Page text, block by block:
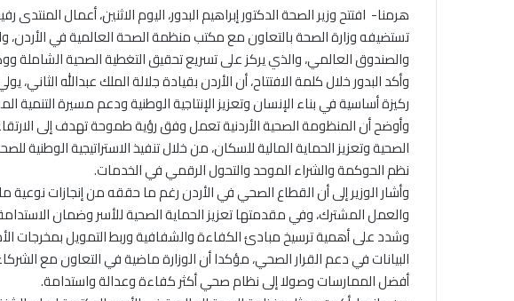
هرمنا- افتتح وزير الصحة الدكتور إبراهيم البدور، اليوم الاثنين، أعمال
تستضيفه وزارة الصحة بالتعاون مع مكتب منظمة الصحة العالمية في الأردن،
والصندوق العالمي، والذي يركز على تسريع تحقيق التغطية الصحية الشاملة
وأكد البدور خلال كلمة الافتتاح، أن الأردن بقيادة جلالة الملك عبدالله
ركيزة أساسية في بناء الإنسان وتعزيز الإنتاجية الوطنية ودعم مسيرة التنمية
وأوضح أن المنظومة الصحية الأردنية تعمل وفق رؤية طموحة تهدف إلى
الصحية وتعزيز الحماية المالية للسكان، من خلال تنفيذ الاستراتيجية الوطنية
نظم الحوكمة والشراء الموحد والتحول الرقمي في الخدمات.
وأشار الوزير إلى أن القطاع الصحي في الأردن رغم ما حققه من إنجازات نوعية
والعمل المشترك، وفي مقدمتها تعزيز الحماية الصحية للأسر وضمان
وشدد على أهمية ترسيخ مبادئ الكفاءة والشفافية وربط التمويل بمخرجات
البيانات في دعم القرار الصحي، مؤكدا أن الوزارة ماضية في التعاون مع الشركاء
أفضل الممارسات وصولا إلى نظام صحي أكثر كفاءة وعدالة واستدامة.